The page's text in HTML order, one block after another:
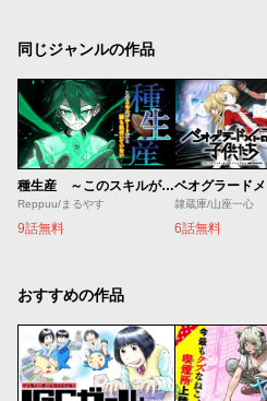
同じジャンルの作品
種生産 ～このスキルがチートだとまだ誰も気付いていない～
Reppuu/まるやす
9話無料
隷蔵庫/山座一心
6話無料
おすすめの作品